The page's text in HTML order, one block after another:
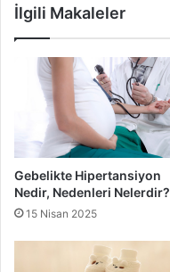
İlgili Makaleler
Gebelikte Hipertansiyon
Nedir, Nedenleri Nelerdir?
15 Nisan 2025